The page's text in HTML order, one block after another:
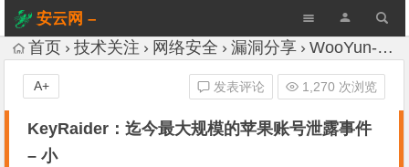
安云网 –
AnYun.ORG
首页 技术关注 网络安全 漏洞分享 WooYun-Drops
KeyRaider：迄今最大规模的苹果账号泄露事件
– 小
发表评论 1,270 次浏览
A+